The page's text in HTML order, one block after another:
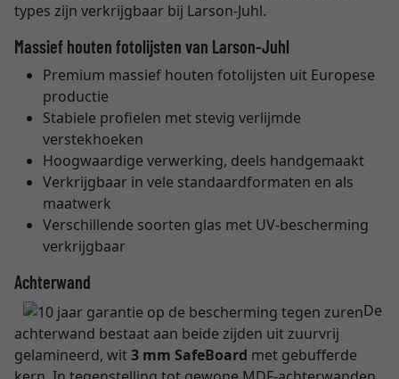
types zijn verkrijgbaar bij Larson-Juhl.
Massief houten fotolijsten van Larson-Juhl
Premium massief houten fotolijsten uit Europese
productie
Stabiele profielen met stevig verlijmde
verstekhoeken
Hoogwaardige verwerking, deels handgemaakt
Verkrijgbaar in vele standaardformaten en als
maatwerk
Verschillende soorten glas met UV-bescherming
verkrijgbaar
Achterwand
De
achterwand bestaat aan beide zijden uit zuurvrij
gelamineerd, wit3 mm SafeBoard met gebufferde